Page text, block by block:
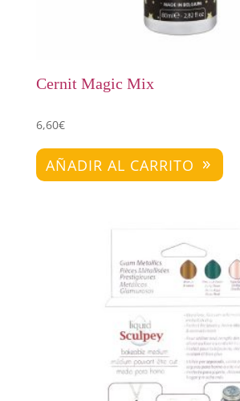
Cernit Magic Mix
6,60€
AÑADIR AL CARRITO